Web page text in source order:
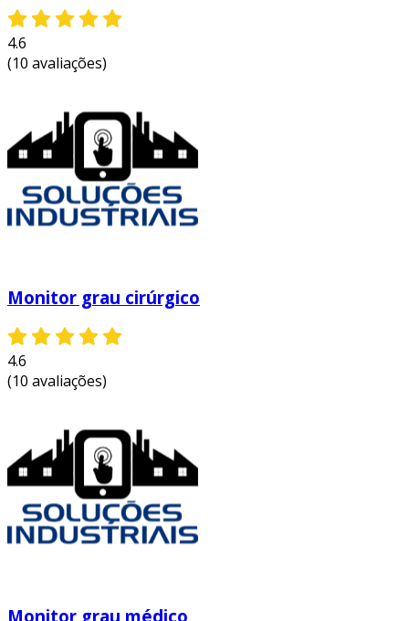
4.6
(10 avaliações)
Monitor grau cirúrgico
4.6
(10 avaliações)
Monitor grau médico